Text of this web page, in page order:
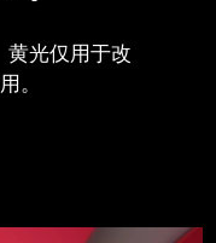
黄光仅用于改
。
预计送达日期 10/8/26
预计送达日期